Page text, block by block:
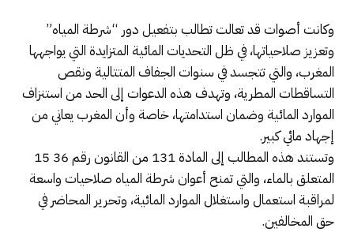
وكانت أصوات قد تعالت تطالب بتفعيل دور “شرطة المياه”
وتعزيز صلاحياتها، في ظل التحديات المائية المتزايدة التي يواجهها
المغرب، والتي تتجسد في سنوات الجفاف المتتالية ونقص
التساقطات المطرية، وتهدف هذه الدعوات إلى الحد من استنزاف
الموارد المائية وضمان استدامتها، خاصة وأن المغرب يعاني من
إجهاد مائي كبير.
وتستند هذه المطالب إلى المادة 131 من القانون رقم 36 15
المتعلق بالماء، والتي تمنح أعوان شرطة المياه صلاحيات واسعة
لمراقبة استعمال واستغلال الموارد المائية، وتحرير المحاضر في
حق المخالفين.